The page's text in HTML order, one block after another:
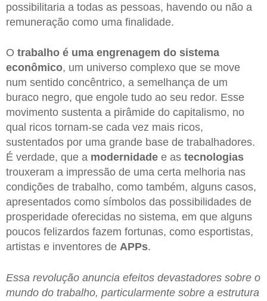
possibilitaria a todas as pessoas, havendo ou não a
remuneração como uma finalidade.
O trabalho é uma engrenagem do sistema
econômico, um universo complexo que se move
num sentido concêntrico, a semelhança de um
buraco negro, que engole tudo ao seu redor. Esse
movimento sustenta a pirâmide do capitalismo, no
qual ricos tornam-se cada vez mais ricos,
sustentados por uma grande base de trabalhadores.
É verdade, que a modernidade e as tecnologias
trouxeram a impressão de uma certa melhoria nas
condições de trabalho, como também, alguns casos,
apresentados como símbolos das possibilidades de
prosperidade oferecidas no sistema, em que alguns
poucos felizardos fazem fortunas, como esportistas,
artistas e inventores de APPs.
Essa revolução anuncia efeitos devastadores sobre o
mundo do trabalho, particularmente sobre a estrutura